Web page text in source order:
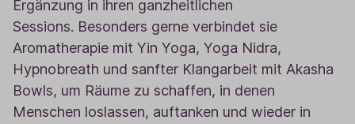
Ergänzung in ihren ganzheitlichen
Sessions. Besonders gerne verbindet sie
Aromatherapie mit Yin Yoga, Yoga Nidra,
Hypnobreath und sanfter Klangarbeit mit Akasha
Bowls, um Räume zu schaffen, in denen
Menschen loslassen, auftanken und wieder in